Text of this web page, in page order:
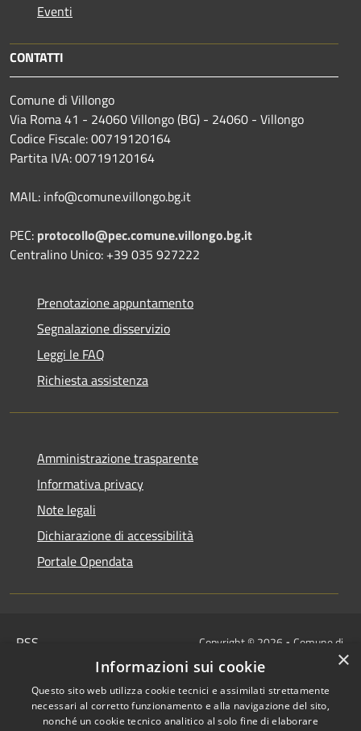
Eventi
CONTATTI
Comune di Villongo
Via Roma 41 - 24060 Villongo (BG) - 24060 - Villongo
Codice Fiscale: 00719120164
Partita IVA: 00719120164
MAIL: info@comune.villongo.bg.it
PEC: protocollo@pec.comune.villongo.bg.it
Centralino Unico: +39 035 927222
Prenotazione appuntamento
Segnalazione disservizio
Leggi le FAQ
Richiesta assistenza
Amministrazione trasparente
Informativa privacy
Note legali
Dichiarazione di accessibilità
Portale Opendata
RSS
Cookie
Mappa del sito
Copyright © 2026 • Comune di
Villongo • Powered by
redazione
×
Informazioni sui cookie
Questo sito web utilizza cookie tecnici e assimilati strettamente
necessari al corretto funzionamento e alla navigazione del sito,
nonché un cookie tecnico analitico al solo fine di elaborare